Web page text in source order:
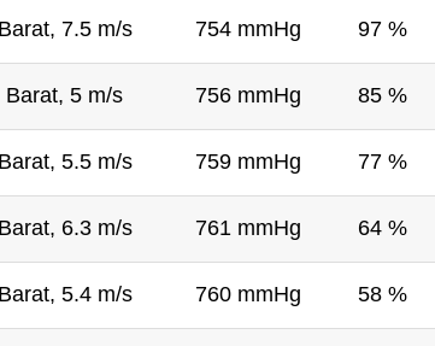
Barat, 7.5 m/s 754 mmHg 97 %
Barat, 5 m/s 756 mmHg 85 %
Barat, 5.5 m/s 759 mmHg 77 %
Barat, 6.3 m/s 761 mmHg 64 %
Barat, 5.4 m/s 760 mmHg 58 %